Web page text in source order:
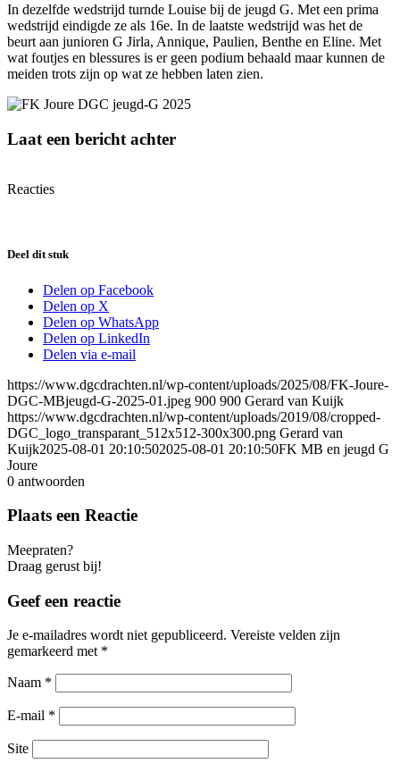
In dezelfde wedstrijd turnde Louise bij de jeugd G. Met een prima
wedstrijd eindigde ze als 16e. In de laatste wedstrijd was het de
beurt aan junioren G Jirla, Annique, Paulien, Benthe en Eline. Met
wat foutjes en blessures is er geen podium behaald maar kunnen de
meiden trots zijn op wat ze hebben laten zien.
Laat een bericht achter
Reacties
Deel dit stuk
Delen op Facebook
Delen op X
Delen op WhatsApp
Delen op LinkedIn
Delen via e-mail
https://www.dgcdrachten.nl/wp-content/uploads/2025/08/FK-Joure-
DGC-MBjeugd-G-2025-01.jpeg 900 900 Gerard van Kuijk
https://www.dgcdrachten.nl/wp-content/uploads/2019/08/cropped-
DGC_logo_transparant_512x512-300x300.png Gerard van
Kuijk2025-08-01 20:10:502025-08-01 20:10:50FK MB en jeugd G
Joure
0 antwoorden
Plaats een Reactie
Meepraten?
Draag gerust bij!
Geef een reactie
Je e-mailadres wordt niet gepubliceerd. Vereiste velden zijn
gemarkeerd met *
Naam *
E-mail *
Site